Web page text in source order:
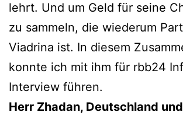
lehrt. Und um Geld für seine
zu sammeln, die wiederum
Viadrina ist. In diesem
konnte ich mit ihm für rbb24
Interview führen.
Herr Zhadan, Deutschland